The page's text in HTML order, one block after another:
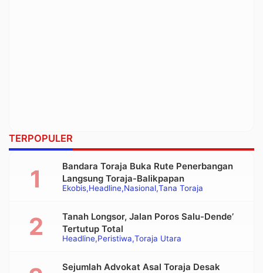
TERPOPULER
Ekobis Headline Nasional Tana Toraja
Bandara Toraja Buka Rute Penerbangan
Langsung Toraja-Balikpapan
Headline Peristiwa Toraja Utara
Tanah Longsor, Jalan Poros Salu-Dende’
Tertutup Total
Sejumlah Advokat Asal Toraja Desak